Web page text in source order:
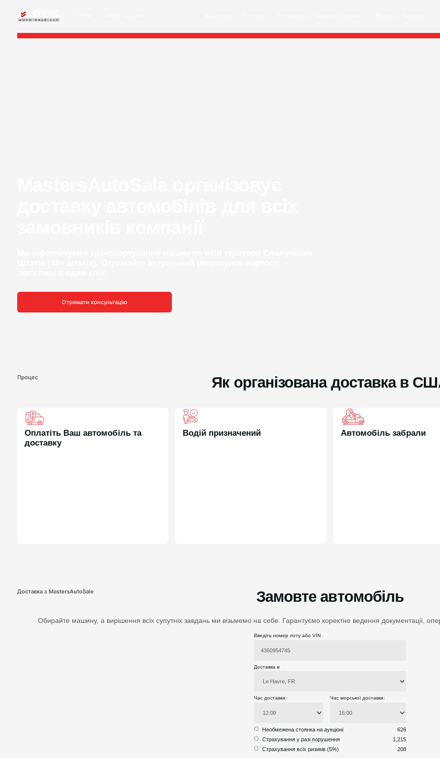
Отримати консультацію
Процес Як організована доставка в
Оплатіть Ваш автомобіль та
доставку
Водій призначений Автомобіль забрали
Доставка з MastersAutoSale Замовте автомобіль
Обирайте машину, а вирішення всіх супутніх завдань ми візьмемо на себе. Гарантуємо коректне ведення документації,
Введіть номер лоту або VIN
Доставка в
Час доставки: Час морської доставки:
Необмежена стоянка на аукціоні
626
Страхування у разі порушення
1,215
Страхування всіх ризиків (5%)
208